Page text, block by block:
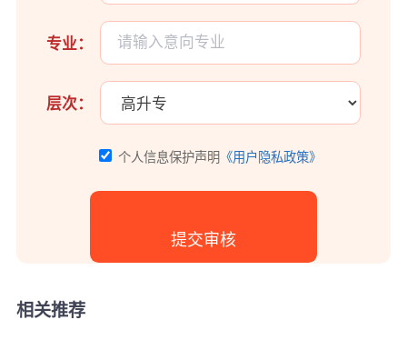
专业：
层次：
个人信息保护声明 《用户隐私政策》
相关推荐